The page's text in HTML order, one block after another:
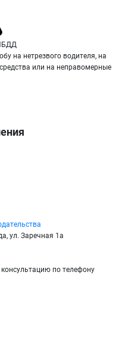
на нетрезвого водителя, на
или на неправомерные
ул. Заречная 1а
по телефону